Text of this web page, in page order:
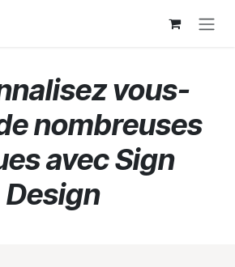
vous-
nombreuses
avec Sign
Design